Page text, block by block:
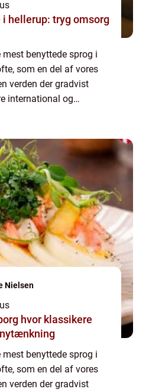
hellerup: tryg omsorg
mest benyttede sprog i
som en del af vores
verden der gradvist
international og
Nielsen
mest benyttede sprog i
som en del af vores
verden der gradvist